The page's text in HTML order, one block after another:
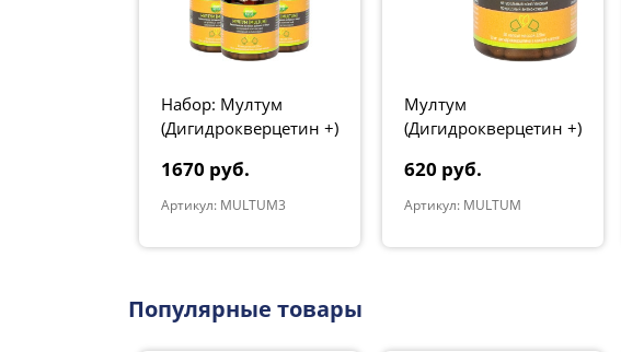
Набор: Мултум
(Дигидрокверцетин +)
1670 руб.
Артикул: MULTUM3
Мултум
(Дигидрокверцетин +)
620 руб.
Артикул: MULTUM
Популярные товары